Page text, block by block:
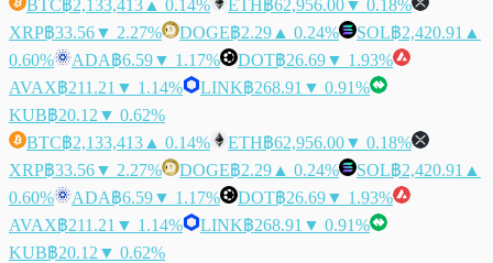
BTC฿2,133,413 ▲ 0.14% ETH฿62,956.00▼ 0.18%
XRP฿33.56▼ 2.27% DOGE฿2.29 ▲ 0.24% SOL฿2,420.91 ▲
0.60%
ADA฿6.59▼ 1.17% DOT฿26.69▼ 1.93%
AVAX฿211.21 ▼ 1.14% LINK฿268.91 ▼ 0.91%
KUB฿20.12 ▼ 0.62%
BTC฿2,133,413 ▲ 0.14% ETH฿62,956.00▼ 0.18%
XRP฿33.56▼ 2.27% DOGE฿2.29 ▲ 0.24% SOL฿2,420.91 ▲
0.60%
ADA฿6.59▼ 1.17% DOT฿26.69▼ 1.93%
AVAX฿211.21 ▼ 1.14% LINK฿268.91 ▼ 0.91%
KUB฿20.12 ▼ 0.62%